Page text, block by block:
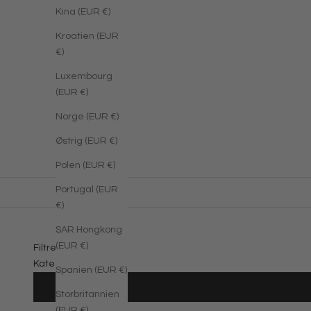
Kina (EUR €)
Kroatien (EUR
€)
Luxembourg
(EUR €)
Norge (EUR €)
Østrig (EUR €)
Polen (EUR €)
Portugal (EUR
€)
SAR Hongkong
(EUR €)
Spanien (EUR €)
Storbritannien
Filtre
Kategorier